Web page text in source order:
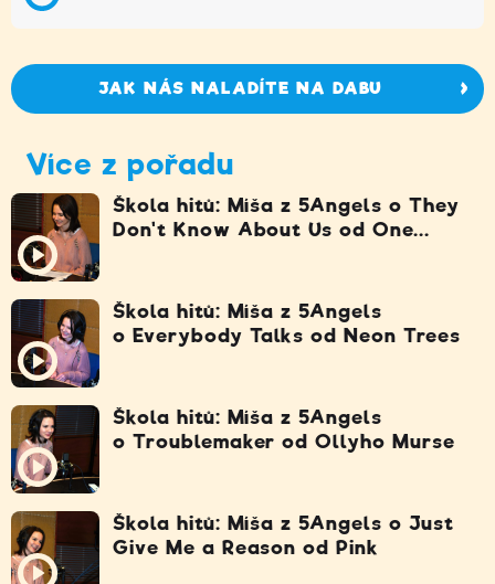
JAK NÁS NALADÍTE NA DABU
Více z pořadu
Škola hitů: Míša z 5Angels o They
Don't Know About Us od One...
Škola hitů: Míša z 5Angels
o Everybody Talks od Neon Trees
Škola hitů: Míša z 5Angels
o Troublemaker od Ollyho Murse
Škola hitů: Míša z 5Angels o Just
Give Me a Reason od Pink